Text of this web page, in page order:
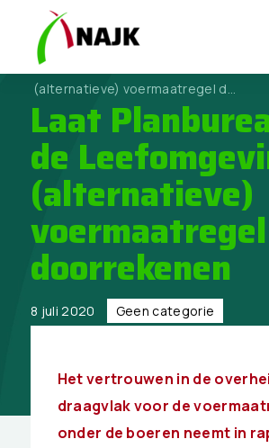
Home > Geen categorie
Laat Planbureau voor de
(alternatieve) voermaatregel d...
Laat
de
(alternatieve)
voermaatregel
doorrekenen
8 juli 2020 Geen categorie
Het vertrouwen in de
draagvlak voor de
onder de boeren neemt in